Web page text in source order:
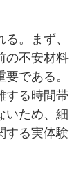
。まず、
の不安材料
である。
する時間帯
いため、細
する実体験